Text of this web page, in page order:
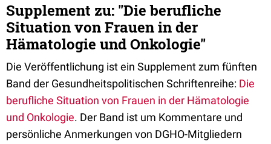
Supplement zu: "Die berufliche
Situation von Frauen in der
Hämatologie und Onkologie"
Die Veröffentlichung ist ein Supplement zum fünften
Band der Gesundheitspolitischen Schriftenreihe: Die
berufliche Situation von Frauen in der Hämatologie
und Onkologie. Der Band ist um Kommentare und
persönliche Anmerkungen von DGHO-Mitgliedern